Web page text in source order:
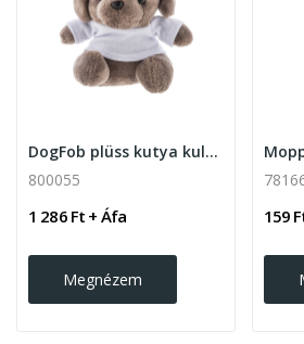
DogFob plüss kutya kulcstartó emblémázható pólóval
800055
1 286 Ft + Áfa
Megnézem
159